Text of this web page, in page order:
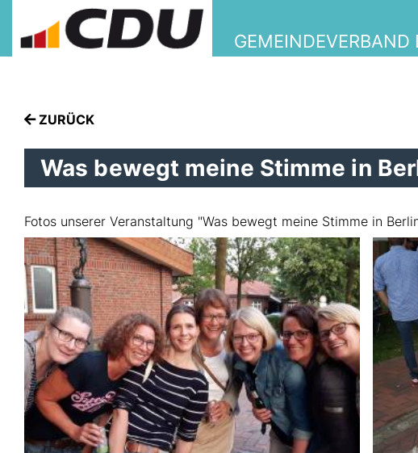
GEMEINDEVERBAND
ZURÜCK
Was bewegt meine Stimme in
Fotos unserer Veranstaltung "Was bewegt meine Stimme in